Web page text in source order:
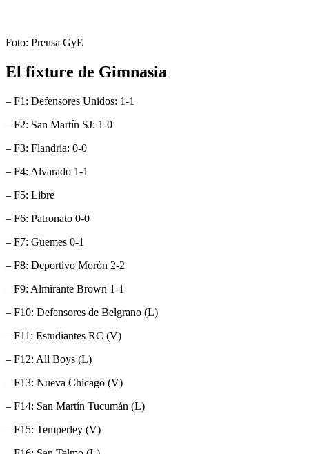
Foto: Prensa GyE
El fixture de Gimnasia
– F1: Defensores Unidos: 1-1
– F2: San Martín SJ: 1-0
– F3: Flandria: 0-0
– F4: Alvarado 1-1
– F5: Libre
– F6: Patronato 0-0
– F7: Güemes 0-1
– F8: Deportivo Morón 2-2
– F9: Almirante Brown 1-1
– F10: Defensores de Belgrano (L)
– F11: Estudiantes RC (V)
– F12: All Boys (L)
– F13: Nueva Chicago (V)
– F14: San Martín Tucumán (L)
– F15: Temperley (V)